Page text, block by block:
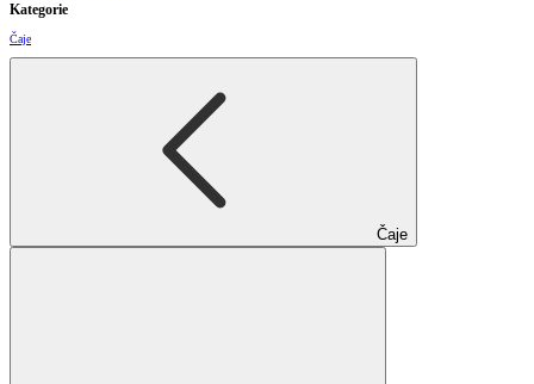
Kategorie
Čaje
Čaje